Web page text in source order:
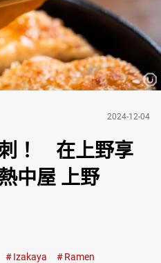
2024-12-04
！ 在上野享
中屋 上野
Izakaya Ramen